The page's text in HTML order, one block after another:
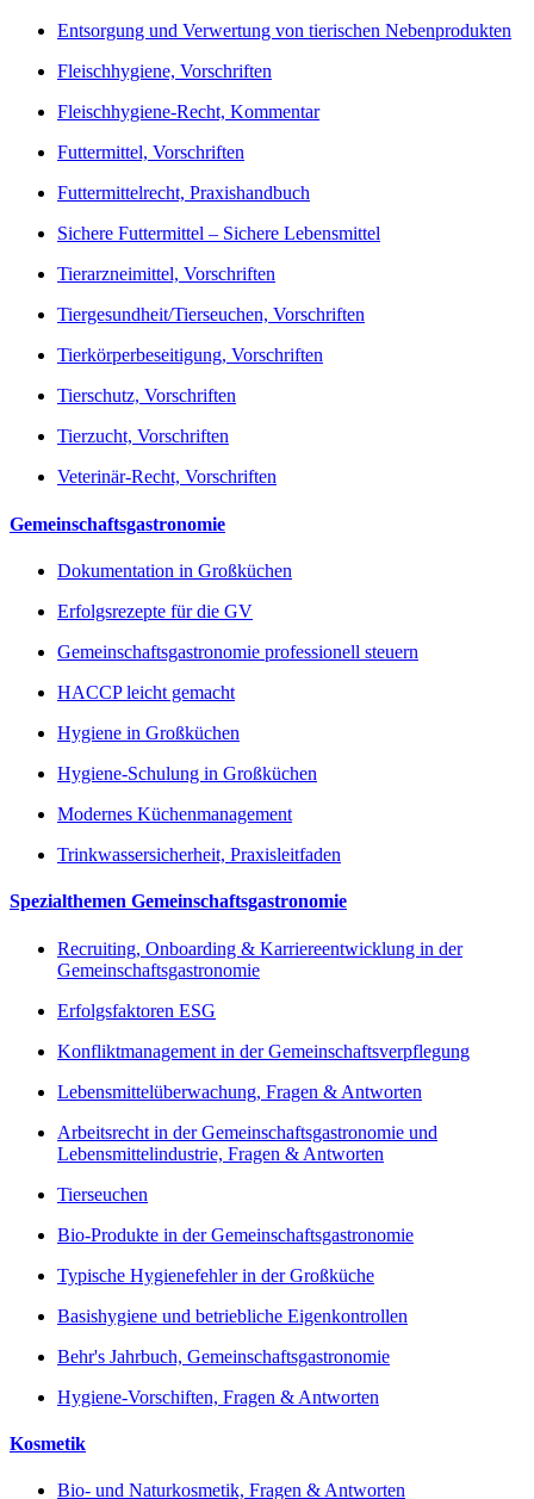
Entsorgung und Verwertung von tierischen Nebenprodukten
Fleischhygiene, Vorschriften
Fleischhygiene-Recht, Kommentar
Futtermittel, Vorschriften
Futtermittelrecht, Praxishandbuch
Sichere Futtermittel – Sichere Lebensmittel
Tierarzneimittel, Vorschriften
Tiergesundheit/Tierseuchen, Vorschriften
Tierkörperbeseitigung, Vorschriften
Tierschutz, Vorschriften
Tierzucht, Vorschriften
Veterinär-Recht, Vorschriften
Gemeinschaftsgastronomie
Dokumentation in Großküchen
Erfolgsrezepte für die GV
Gemeinschaftsgastronomie professionell steuern
HACCP leicht gemacht
Hygiene in Großküchen
Hygiene-Schulung in Großküchen
Modernes Küchenmanagement
Trinkwassersicherheit, Praxisleitfaden
Spezialthemen Gemeinschaftsgastronomie
Recruiting, Onboarding & Karriereentwicklung in der
Gemeinschaftsgastronomie
Erfolgsfaktoren ESG
Konfliktmanagement in der Gemeinschaftsverpflegung
Lebensmittelüberwachung, Fragen & Antworten
Arbeitsrecht in der Gemeinschaftsgastronomie und
Lebensmittelindustrie, Fragen & Antworten
Tierseuchen
Bio-Produkte in der Gemeinschaftsgastronomie
Typische Hygienefehler in der Großküche
Basishygiene und betriebliche Eigenkontrollen
Behr's Jahrbuch, Gemeinschaftsgastronomie
Hygiene-Vorschiften, Fragen & Antworten
Kosmetik
Bio- und Naturkosmetik, Fragen & Antworten